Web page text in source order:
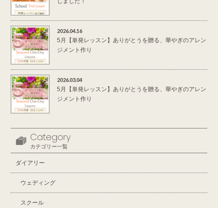
2026.04.16
5月【単発レッスン】ありがとうを贈る、華やぎのアレン
ジメント作り
2026.03.04
5月【単発レッスン】ありがとうを贈る、華やぎのアレン
ジメント作り
Category
カテゴリー一覧
ダイアリー
ウェディング
スクール